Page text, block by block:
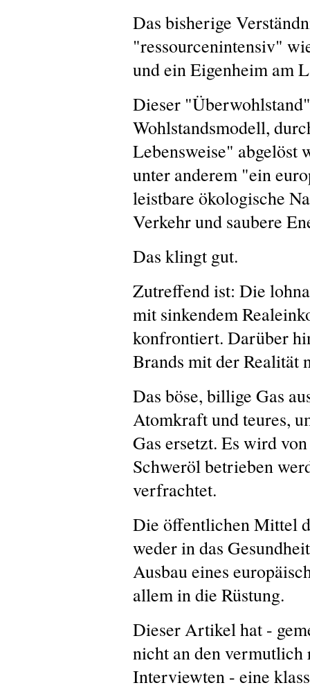
Das bisherige
"ressourcenintensiv"
und ein Eigenheim am
Dieser
Wohlstandsmodell,
Lebensweise" abgelöst
unter anderem "ein
leistbare ökologische
Verkehr und saubere
Das klingt gut.
Zutreffend ist: Die
mit sinkendem
konfrontiert. Darüber
Brands mit der Realität
Das böse, billige Gas
Atomkraft und teures,
Gas ersetzt. Es wird
Schweröl betrieben
verfrachtet.
Die öffentlichen Mittel
weder in das
Ausbau eines
allem in die Rüstung.
Dieser Artikel hat -
nicht an den vermutlich
Interviewten - eine